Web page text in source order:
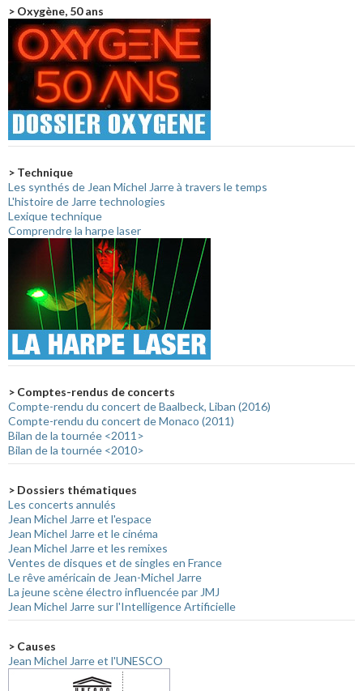
> Oxygène, 50 ans
> Technique
Les synthés de Jean Michel Jarre à travers le temps
L'histoire de Jarre technologies
Lexique technique
Comprendre la harpe laser
> Comptes-rendus de concerts
Compte-rendu du concert de Baalbeck, Liban (2016)
Compte-rendu du concert de Monaco (2011)
Bilan de la tournée <2011>
Bilan de la tournée <2010>
> Dossiers thématiques
Les concerts annulés
Jean Michel Jarre et l'espace
Jean Michel Jarre et le cinéma
Jean Michel Jarre et les remixes
Ventes de disques et de singles en France
Le rêve américain de Jean-Michel Jarre
La jeune scène électro influencée par JMJ
Jean Michel Jarre sur l'Intelligence Artificielle
> Causes
Jean Michel Jarre et l'UNESCO